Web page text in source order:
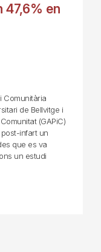
47,6% en
Comunitària
de Bellvitge i
(GAPiC)
infart un
que es va
un estudi